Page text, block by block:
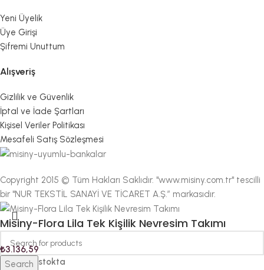
Yeni Üyelik
Üye Girişi
Şifremi Unuttum
Alışveriş
Gizlilik ve Güvenlik
İptal ve İade Şartları
Kişisel Veriler Politikası
Mesafeli Satış Sözleşmesi
Copyright 2015 © Tüm Hakları Saklıdır. "www.misiny.com.tr" tescilli
bir "NUR TEKSTİL SANAYİ VE TİCARET A.Ş.” markasıdır.
Search
Misiny-Flora Lila Tek Kişilik Nevresim Takımı
₺3.136,59
5 adet stokta